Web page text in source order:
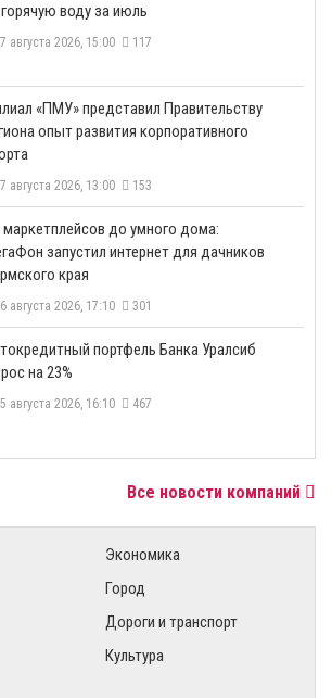
воду за июль
августа 2026, 15:00 117
«ПМУ» представил Правительству
опыт развития корпоративного
августа 2026, 13:00 153
до умного дома:
запустил интернет для дачников
края
августа 2026, 17:10 301
портфель Банка Уралсиб
на 23%
августа 2026, 16:10 467
Все новости компаний
Экономика
Город
Дороги и транспорт
Культура